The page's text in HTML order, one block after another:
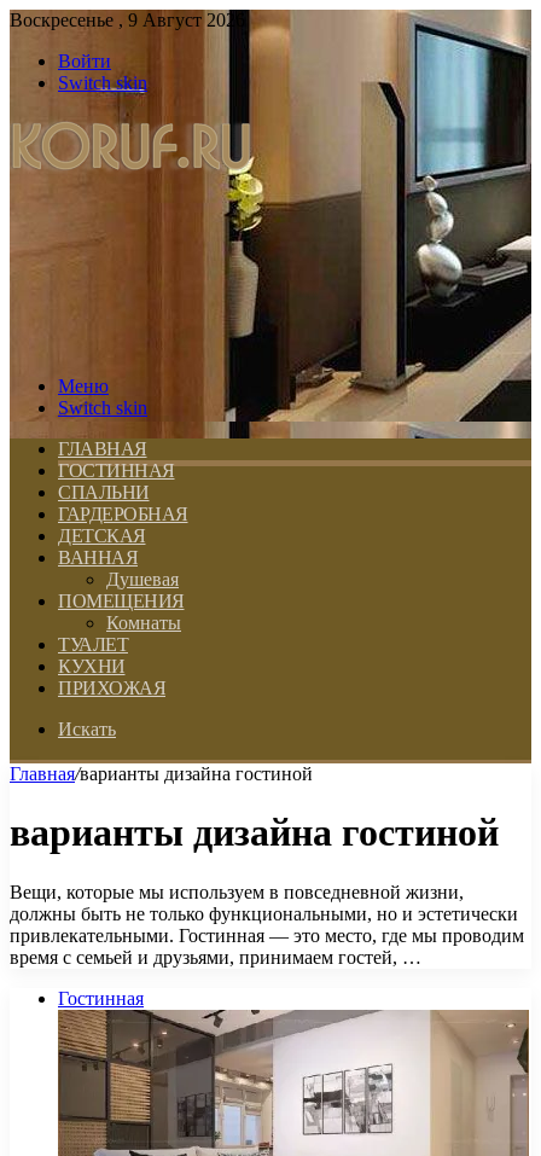
Воскресенье , 9 Август 2026
Войти
Switch skin
Меню
Switch skin
ГЛАВНАЯ
ГОСТИННАЯ
СПАЛЬНИ
ГАРДЕРОБНАЯ
ДЕТСКАЯ
ВАННАЯ
Душевая
ПОМЕЩЕНИЯ
Комнаты
ТУАЛЕТ
КУХНИ
ПРИХОЖАЯ
Искать
Главная/варианты дизайна гостиной
варианты дизайна гостиной
Вещи, которые мы используем в повседневной жизни,
должны быть не только функциональными, но и эстетически
привлекательными. Гостинная — это место, где мы проводим
время с семьей и друзьями, принимаем гостей, …
Гостинная